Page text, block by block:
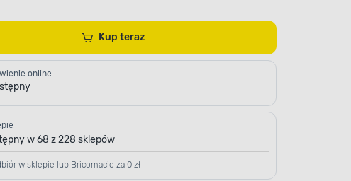
Kup teraz
online
w 68 z 228 sklepów
w sklepie lub Bricomacie za 0 zł